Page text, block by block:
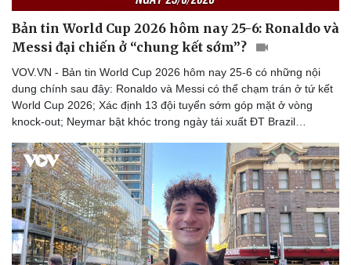
Bản tin World Cup 2026 hôm nay 25-6: Ronaldo và
Messi đại chiến ở “chung kết sớm”?
VOV.VN - Bản tin World Cup 2026 hôm nay 25-6 có những nội
dung chính sau đây: Ronaldo và Messi có thể chạm trán ở tứ kết
World Cup 2026; Xác định 13 đội tuyển sớm góp mặt ở vòng
knock-out; Neymar bật khóc trong ngày tái xuất ĐT Brazil…